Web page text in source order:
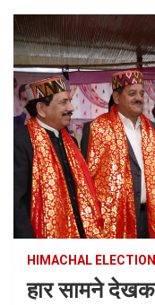
HIMACHAL ELECTION
हार सामने